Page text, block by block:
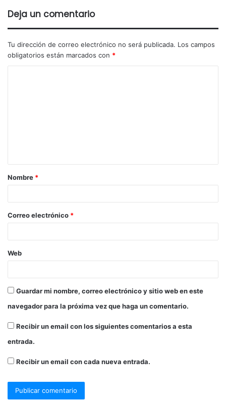
Deja un comentario
Tu dirección de correo electrónico no será publicada. Los campos
obligatorios están marcados con *
Nombre *
Correo electrónico *
Web
Guardar mi nombre, correo electrónico y sitio web en este
navegador para la próxima vez que haga un comentario.
Recibir un email con los siguientes comentarios a esta
entrada.
Recibir un email con cada nueva entrada.